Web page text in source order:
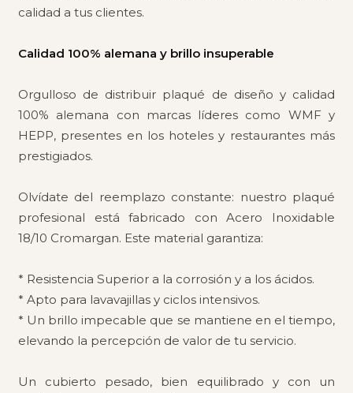
calidad a tus clientes.
Calidad 100% alemana y brillo insuperable
Orgulloso de distribuir plaqué de diseño y calidad
100% alemana con marcas líderes como WMF y
HEPP, presentes en los hoteles y restaurantes más
prestigiados.
Olvídate del reemplazo constante: nuestro plaqué
profesional está fabricado con Acero Inoxidable
18/10 Cromargan. Este material garantiza:
* Resistencia Superior a la corrosión y a los ácidos.
* Apto para lavavajillas y ciclos intensivos.
* Un brillo impecable que se mantiene en el tiempo,
elevando la percepción de valor de tu servicio.
Un cubierto pesado, bien equilibrado y con un